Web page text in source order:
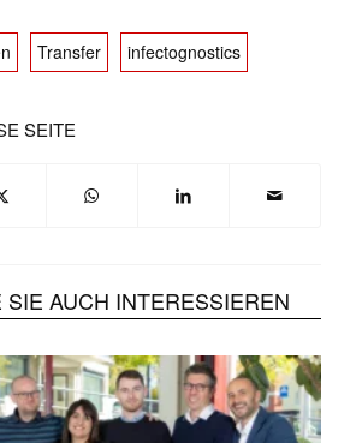
Transfer infectognostics
SEITE
SIE AUCH INTERESSIEREN